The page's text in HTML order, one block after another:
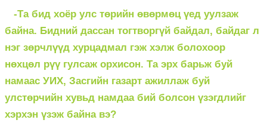
-Та бид хоёр улс төрийн өвөрмөц үед уулзаж
байна. Бидний дассан тогтворгүй байдал, байдаг л
нэг зөрчлүүд хурцадмал гэж хэлж болохоор
нөхцөл рүү гулсаж орхисон. Та эрх барьж буй
намаас УИХ, Засгийн газарт ажиллаж буй
улстөрчийн хувьд намдаа бий болсон үзэгдлийг
хэрхэн үзэж байна вэ?